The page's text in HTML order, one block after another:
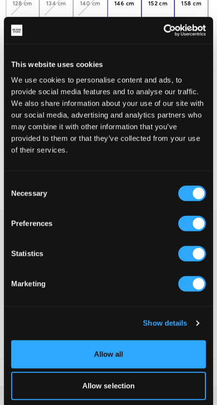
This website uses cookies
We use cookies to personalise content and ads, to
provide social media features and to analyse our traffic.
We also share information about your use of our site with
our social media, advertising and analytics partners who
may combine it with other information that you’ve
provided to them or that they’ve collected from your use
of their services.
Selection
Necessary
Preferences
Statistics
Marketing
Show details
Allow all
Allow selection
128 cm 134 cm 140 cm 146 cm 152 cm 158 cm
De maat lijkt
Te klein Perfect Te groot
MAATTABEL
KIES EEN MAAT
Recht op herroeping binnen 60 dagen
Blauwe jeans van Grunt in vijfzakkenmodel. Deze wijde jeans
pasvorm. Uiteraard hebben de jeans ook een verstelbare taille
zodat ze perfect zitten. Met discrete profilering voor een
Verstelbare taille
Laundry Advice:
Washing advice